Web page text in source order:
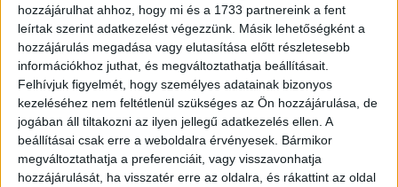
hozzájárulhat ahhoz, hogy mi és a 1733 partnereink a fent
leírtak szerint adatkezelést végezzünk. Másik lehetőségként a
hozzájárulás megadása vagy elutasítása előtt részletesebb
információkhoz juthat, és megváltoztathatja beállításait.
Felhívjuk figyelmét, hogy személyes adatainak bizonyos
kezeléséhez nem feltétlenül szükséges az Ön hozzájárulása, de
jogában áll tiltakozni az ilyen jellegű adatkezelés ellen. A
beállításai csak erre a weboldalra érvényesek. Bármikor
megváltoztathatja a preferenciáit, vagy visszavonhatja
hozzájárulását, ha visszatér erre az oldalra, és rákattint az oldal
Az orvos megteszi, de a férj így is vigyorral az arcán üli végig
a szülést.